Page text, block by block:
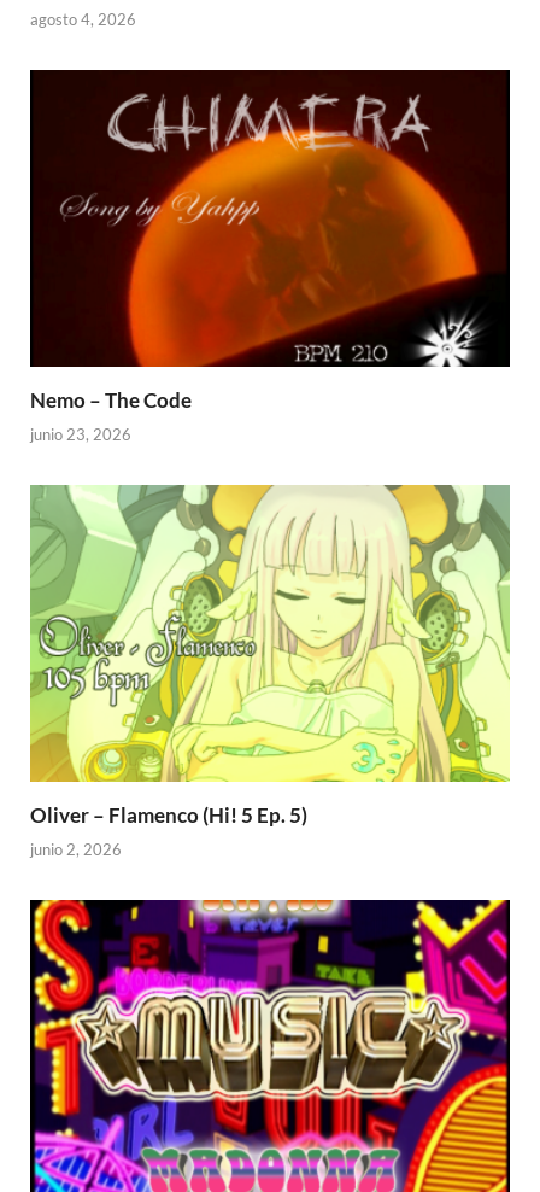
agosto 4, 2026
Nemo – The Code
junio 23, 2026
Oliver – Flamenco (Hi! 5 Ep. 5)
junio 2, 2026